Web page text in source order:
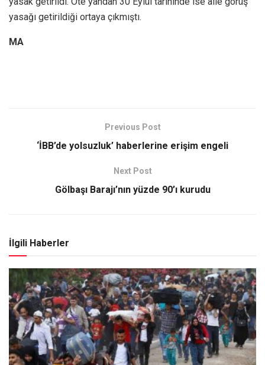
yasağı getirildiği ortaya çıkmıştı.
MA
Previous Post
‘İBB’de yolsuzluk’ haberlerine erişim engeli
Next Post
Gölbaşı Barajı’nın yüzde 90’ı kurudu
İlgili Haberler